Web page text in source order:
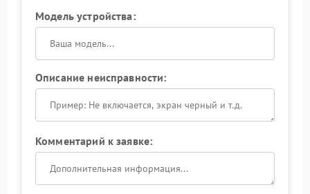
Модель устройства:
Описание неисправности:
Комментарий к заявке: